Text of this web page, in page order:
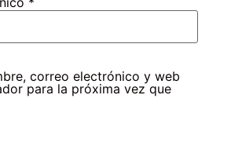
correo electrónico y web
para la próxima vez que